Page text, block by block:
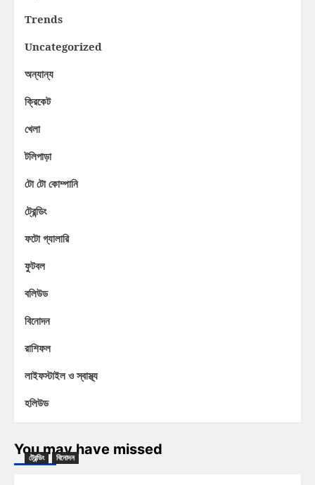
Trends
Uncategorized
অন্যান্য
ক্রিকেট
খেলা
টলিপাড়া
টো টো কোম্পানি
ট্রেন্ডিং
ফটো গ্যালারি
ফুটবল
বলিউড
বিনোদন
রাশিফল
লাইফস্টাইল ও স্বাস্থ্য
হলিউড
You may have missed
ট্রেন্ডিং বিনোদন